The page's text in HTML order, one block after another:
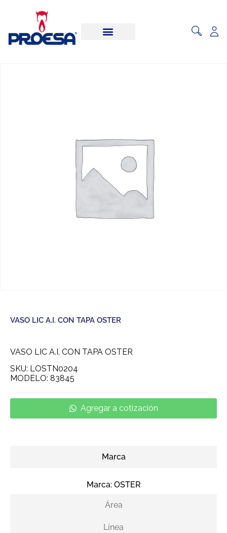
VASO LIC A.I. CON TAPA OSTER
VASO LIC A.I. CON TAPA OSTER
SKU: LOSTN0204
MODELO: 83845
Agregar a cotización
Marca
Marca: OSTER
Área
Línea